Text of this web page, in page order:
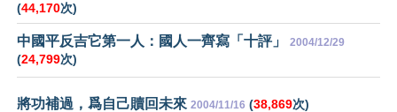
(44,170次)
中國平反吉它第一人：國人一齊寫「十評」 2004/12/29
(24,799次)
將功補過，爲自己贖回未來 2004/11/16 (38,869次)